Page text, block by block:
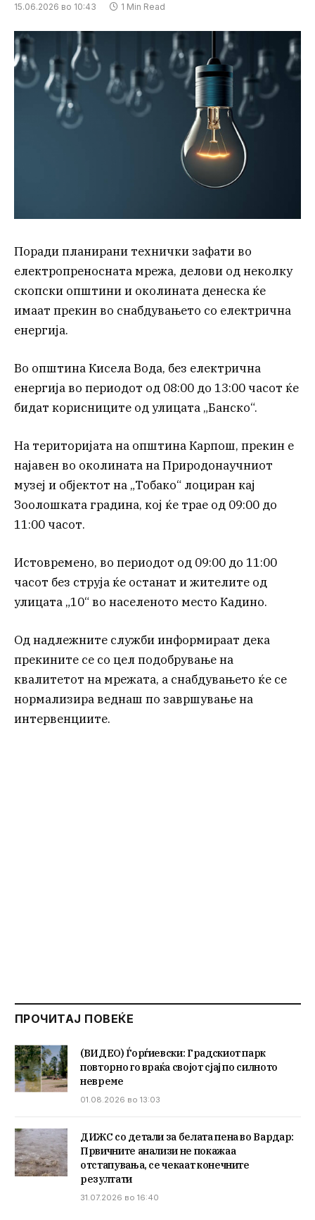
15.06.2026 во 10:43 1 Min Read
Поради планирани технички зафати во
електропреносната мрежа, делови од неколку
скопски општини и околината денеска ќе
имаат прекин во снабдувањето со електрична
енергија.
Во општина Кисела Вода, без електрична
енергија во периодот од 08:00 до 13:00 часот ќе
бидат корисниците од улицата „Банско“.
На територијата на општина Карпош, прекин е
најавен во околината на Природонаучниот
музеј и објектот на „Тобако“ лоциран кај
Зоолошката градина, кој ќе трае од 09:00 до
11:00 часот.
Истовремено, во периодот од 09:00 до 11:00
часот без струја ќе останат и жителите од
улицата „10“ во населеното место Кадино.
Од надлежните служби информираат дека
прекините се со цел подобрување на
квалитетот на мрежата, а снабдувањето ќе се
нормализира веднаш по завршување на
интервенциите.
ПРОЧИТАЈ ПОВЕЌЕ
(ВИДЕО) Ѓорѓиевски: Градскиот парк
повторно го враќа својот сјај по силното
невреме
01.08.2026 во 13:03
ДИЖС со детали за белата пена во Вардар:
Првичните анализи не покажаа
отстапувања, се чекаат конечните
резултати
31.07.2026 во 16:40